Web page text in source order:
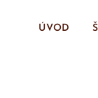
ÚVOD